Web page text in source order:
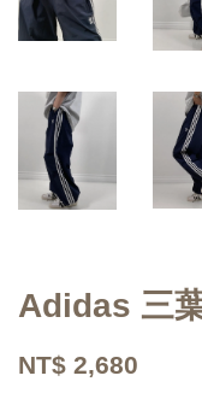
Adidas 三
NT$ 2,680